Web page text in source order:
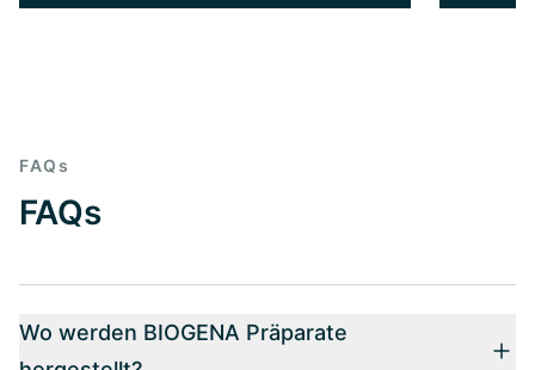
FAQs
FAQs
Wo werden BIOGENA Präparate